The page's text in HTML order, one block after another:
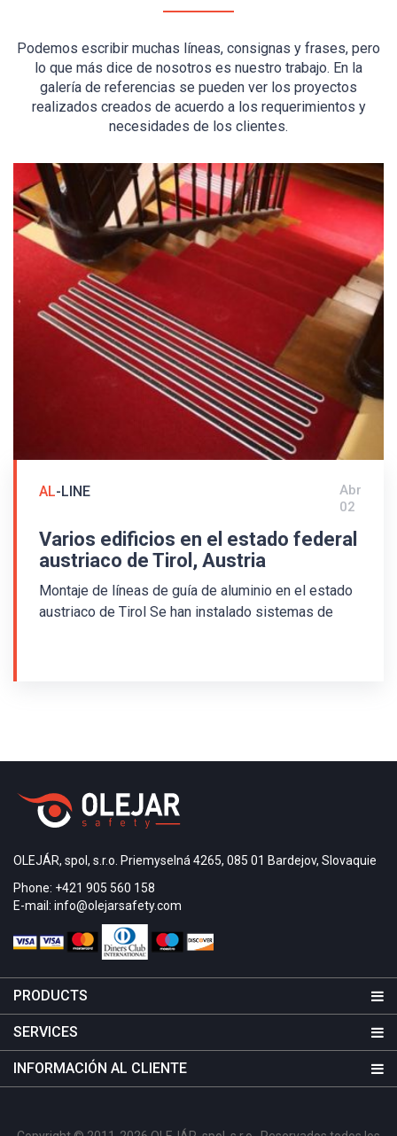
Podemos escribir muchas líneas, consignas y frases, pero
lo que más dice de nosotros es nuestro trabajo. En la
galería de referencias se pueden ver los proyectos
realizados creados de acuerdo a los requerimientos y
necesidades de los clientes.
AL-LINE
Abr
02
Varios edificios en el estado federal
austriaco de Tirol, Austria
Montaje de líneas de guía de aluminio en el estado
austriaco de Tirol Se han instalado sistemas de
cola líquida. El campo de advertencia frente a las
líneas de guía orientadas transversalmente.
OLEJÁR, spol, s.r.o. Priemyselná 4265, 085 01 Bardejov, Slovaquie
Phone: +421 905 560 158
E-mail: info@olejarsafety.com
PRODUCTS
SERVICES
INFORMACIÓN AL CLIENTE